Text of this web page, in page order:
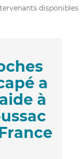
disponibles
a
à